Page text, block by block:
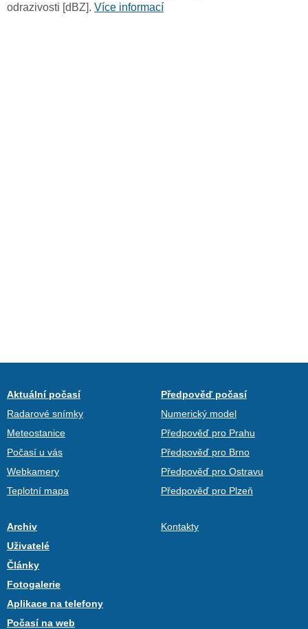
odrazivosti [dBZ]. Více informací
Aktuální počasí
Radarové snímky
Meteostanice
Počasí u vás
Webkamery
Teplotní mapa
Předpověď počasí
Numerický model
Předpověď pro Prahu
Předpověď pro Brno
Předpověď pro Ostravu
Předpověď pro Plzeň
Archiv
Uživatelé
Články
Fotogalerie
Aplikace na telefony
Počasí na web
Kontakty